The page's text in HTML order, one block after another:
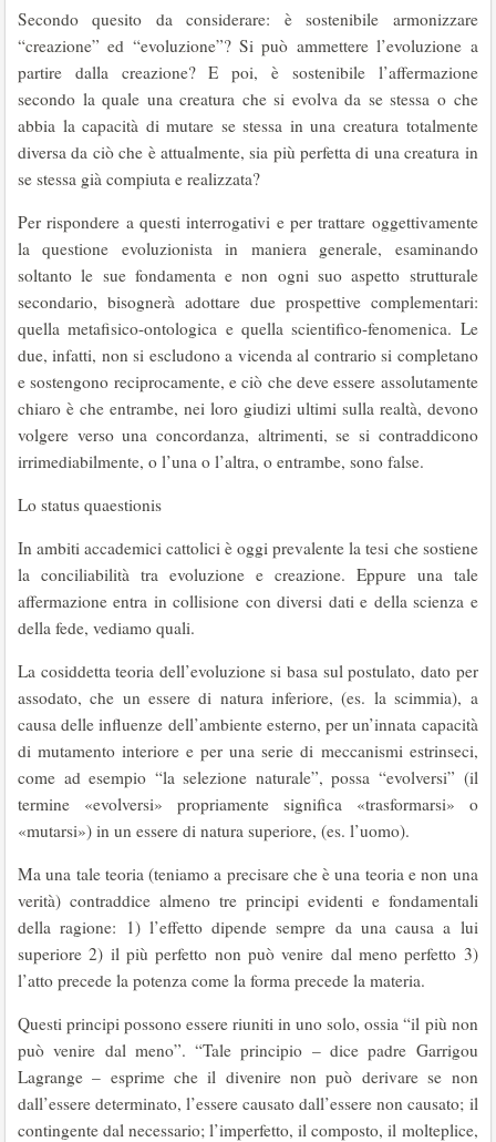
Secondo quesito da considerare: è sostenibile armonizzare
“creazione” ed “evoluzione”? Si può ammettere l’evoluzione a
partire dalla creazione? E poi, è sostenibile l’affermazione
secondo la quale una creatura che si evolva da se stessa o che
abbia la capacità di mutare se stessa in una creatura totalmente
diversa da ciò che è attualmente, sia più perfetta di una creatura in
se stessa già compiuta e realizzata?
Per rispondere a questi interrogativi e per trattare oggettivamente
la questione evoluzionista in maniera generale, esaminando
soltanto le sue fondamenta e non ogni suo aspetto strutturale
secondario, bisognerà adottare due prospettive complementari:
quella metafisico-ontologica e quella scientifico-fenomenica. Le
due, infatti, non si escludono a vicenda al contrario si completano
e sostengono reciprocamente, e ciò che deve essere assolutamente
chiaro è che entrambe, nei loro giudizi ultimi sulla realtà, devono
volgere verso una concordanza, altrimenti, se si contraddicono
irrimediabilmente, o l’una o l’altra, o entrambe, sono false.
Lo status quaestionis
In ambiti accademici cattolici è oggi prevalente la tesi che sostiene
la conciliabilità tra evoluzione e creazione. Eppure una tale
affermazione entra in collisione con diversi dati e della scienza e
della fede, vediamo quali.
La cosiddetta teoria dell’evoluzione si basa sul postulato, dato per
assodato, che un essere di natura inferiore, (es. la scimmia), a
causa delle influenze dell’ambiente esterno, per un’innata capacità
di mutamento interiore e per una serie di meccanismi estrinseci,
come ad esempio “la selezione naturale”, possa “evolversi” (il
termine «evolversi» propriamente significa «trasformarsi» o
«mutarsi») in un essere di natura superiore, (es. l’uomo).
Ma una tale teoria (teniamo a precisare che è una teoria e non una
verità) contraddice almeno tre principi evidenti e fondamentali
della ragione: 1) l’effetto dipende sempre da una causa a lui
superiore 2) il più perfetto non può venire dal meno perfetto 3)
l’atto precede la potenza come la forma precede la materia.
Questi principi possono essere riuniti in uno solo, ossia “il più non
può venire dal meno”. “Tale principio – dice padre Garrigou
Lagrange – esprime che il divenire non può derivare se non
dall’essere determinato, l’essere causato dall’essere non causato; il
contingente dal necessario; l’imperfetto, il composto, il molteplice,